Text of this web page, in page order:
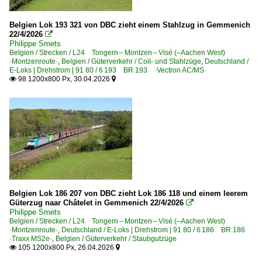
6 139 BR 139 E 40.11
6 140 BR 140 E 40
6 140 BR 140 E 40 Lokportraits
6 151 BR 151
6 155 BR 155 DR 250 'Energiecontainer'
Elektrotriebzüge | 93 8x | ICE - IC
ICE 3 BR 403 · 5 403
Galerien
Bahn und Landschaft
Bahn und Tiere
Momentaufnahmen
Grenzverkehr
Deutschland <-> Belgien
Belgien Lok 193 321 von DBC zieht einem Stahlzug in Gemmenich
22/4/2026 
Philippe Smets
Belgien / Strecken / L24 Tongern – Montzen – Visé (–Aachen West)
·Montzenroute·, Belgien / Güterverkehr / Coil- und Stahlzüge, Deutschland /
E-Loks | Drehstrom | 91 80 / 6 193 BR 193 ·Vectron AC/MS·
 98 1200x800 Px, 30.04.2026 
Belgien Lok 186 207 von DBC zieht Lok 186 118 und einem leerem
Güterzug naar Châtelet in Gemmenich 22/4/2026 
Philippe Smets
Belgien / Strecken / L24 Tongern – Montzen – Visé (–Aachen West)
·Montzenroute·, Deutschland / E-Loks | Drehstrom | 91 80 / 6 186 BR 186
·Traxx MS2e·, Belgien / Güterverkehr / Staubgutzüge
 105 1200x800 Px, 26.04.2026 